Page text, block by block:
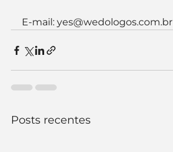
E-mail: yes@wedologos.com.br
Posts recentes